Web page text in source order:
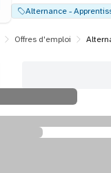
Offres d'emploi